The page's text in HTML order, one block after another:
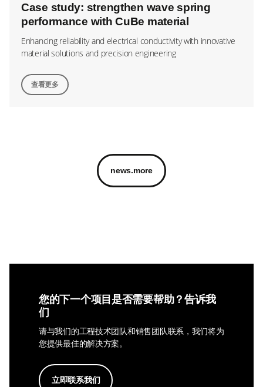
Case study: strengthen wave spring
performance with CuBe material
Enhancing reliability and electrical conductivity with innovative
material solutions and precision engineering
查看更多
news.more
您的下一个项目是否需要帮助？告诉我
们
请与我们的工程技术团队和销售团队联系，我们将为
您提供最佳的解决方案。
立即联系我们